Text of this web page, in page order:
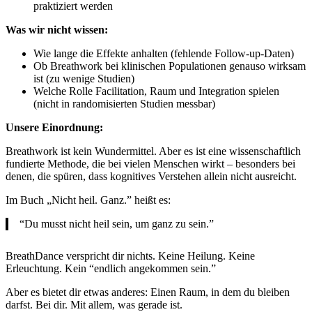
praktiziert werden
Was wir nicht wissen:
Wie lange die Effekte anhalten (fehlende Follow-up-Daten)
Ob Breathwork bei klinischen Populationen genauso wirksam
ist (zu wenige Studien)
Welche Rolle Facilitation, Raum und Integration spielen
(nicht in randomisierten Studien messbar)
Unsere Einordnung:
Breathwork ist kein Wundermittel. Aber es ist eine wissenschaftlich
fundierte Methode, die bei vielen Menschen wirkt – besonders bei
denen, die spüren, dass kognitives Verstehen allein nicht ausreicht.
Im Buch „Nicht heil. Ganz.” heißt es:
“Du musst nicht heil sein, um ganz zu sein.”
BreathDance verspricht dir nichts. Keine Heilung. Keine
Erleuchtung. Kein “endlich angekommen sein.”
Aber es bietet dir etwas anderes: Einen Raum, in dem du bleiben
darfst. Bei dir. Mit allem, was gerade ist.